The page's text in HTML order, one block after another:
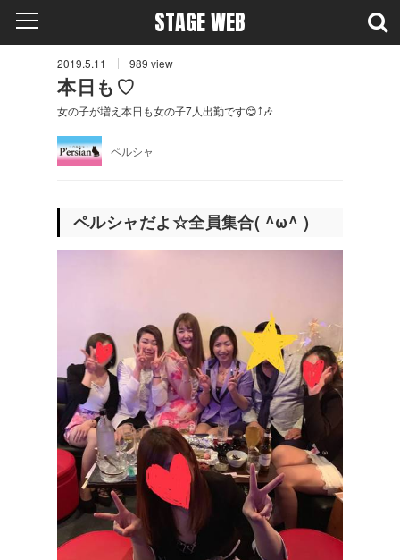
STAGE WEB
2019.5.11 989 view
本日も♡
女の子が増え本日も女の子7人出勤です😊⤴️🎶
ペルシャ
ペルシャだよ☆全員集合( ^ω^ )